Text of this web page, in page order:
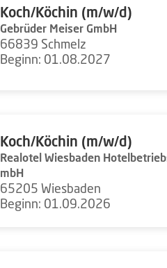
Koch/Köchin (m/w/d)
Gebrüder Meiser GmbH
66839 Schmelz
Beginn: 01.08.2027
Koch/Köchin (m/w/d)
Realotel Wiesbaden
mbH
65205 Wiesbaden
Beginn: 01.09.2026